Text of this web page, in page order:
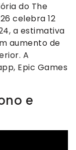
do The
celebra 12
a estimativa
aumento de
A
Epic Games
e